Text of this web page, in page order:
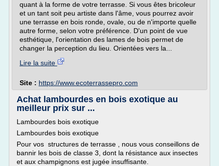
quant à la forme de votre terrasse. Si vous êtes bricoleur
et un tant soit peu artiste dans l'âme, vous pourrez avoir
une terrasse en bois ronde, ovale, ou de n'importe quelle
autre forme, selon votre préférence. D'un point de vue
esthétique, l'orientation des lames de bois permet de
changer la perception du lieu. Orientées vers la...
Lire la suite
Site : https://www.ecoterrassepro.com
Achat lambourdes en bois exotique au
meilleur prix sur ...
Lambourdes bois exotique
Lambourdes bois exotique
Pour vos structures de terrasse , nous vous conseillons de
bannir les bois de classe 3, dont la résistance aux insectes
et aux champignons est jugée insuffisante.